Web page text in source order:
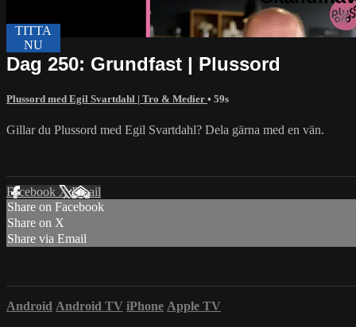
Dag 250: Grundfast | Plussord
Plussord med Egil Svartdahl | Tro & Medier • 59s
Gillar du Plussord med Egil Svartdahl? Dela gärna med en vän.
Facebook XEmail
Share on Facebook
Share on X
Share via Email
Android Android TV iPhone Apple TV